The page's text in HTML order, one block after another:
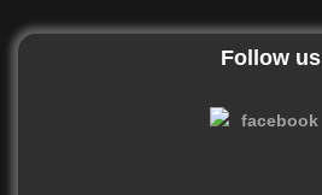
Follow us